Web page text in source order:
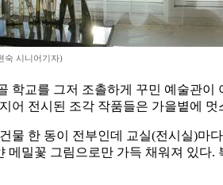
숙 시니어기자)
학교를 그저 조촐하게 꾸민 예술관
어 전시된 조각 작품들은 가을볕에 멋
물 한 동이 전부인데 교실(전시실)
밀꽃 그림으로만 가득 채워져 있다